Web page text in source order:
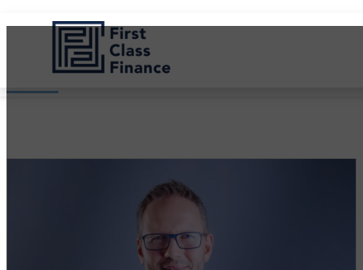
Startseite Über uns
Über uns